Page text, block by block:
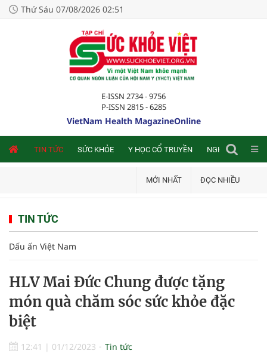
Thứ Sáu 07/08/2026 02:51
E-ISSN 2734 - 9756
P-ISSN 2815 - 6285
VietNam Health MagazineOnline
TIN TỨC SỨC KHỎE Y HỌC CỔ TRUYỀN NGHIÊN CỨU
MỚI NHẤT ĐỌC NHIỀU
TIN TỨC
Dấu ấn Việt Nam
HLV Mai Đức Chung được tặng
món quà chăm sóc sức khỏe đặc
biệt
12:41 | 01/12/2023 Tin tức